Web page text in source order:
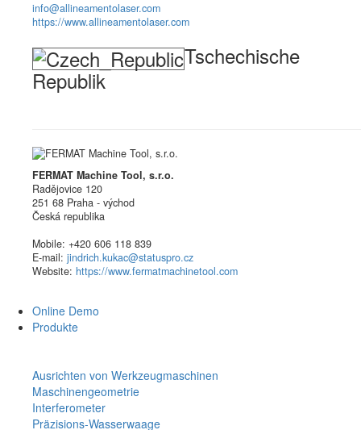
info@allineamentolaser.com
https://www.allineamentolaser.com
Tschechische
Republik
FERMAT Machine Tool, s.r.o.
Radějovice 120
251 68 Praha - východ
Česká republika
Mobile: +420 606 118 839
E-mail: jindrich.kukac@statuspro.cz
Website: https://www.fermatmachinetool.com
Online Demo
Produkte
Ausrichten von Werkzeugmaschinen
Maschinengeometrie
Interferometer
Präzisions-Wasserwaage